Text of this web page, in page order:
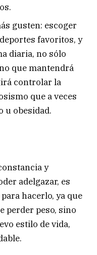
gusten: escoger
favoritos, y
diaria, no sólo
que mantendrá
controlar la
que a veces
u obesidad.
y
adelgazar, es
hacerlo, ya que
perder peso, sino
estilo de vida,